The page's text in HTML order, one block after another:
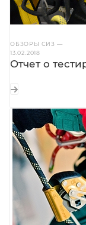
ОБЗОРЫ СИЗ —
13.02.2018
Отчет о